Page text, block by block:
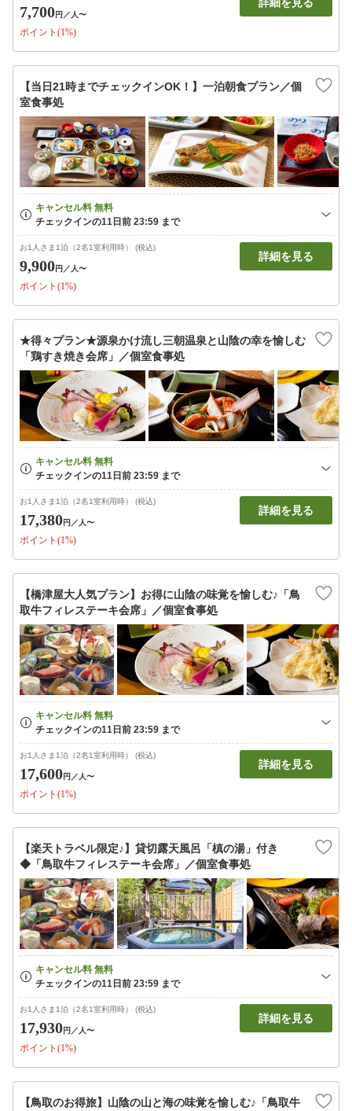
7,700円 ／人〜
ポイント(1%)
【当日21時までチェックインOK！】一泊朝食プラン／個
室食事処
お1人さま1泊（2名1室利用時） (税込)
9,900円 ／人〜
ポイント(1%)
詳細を見る
★得々プラン★源泉かけ流し三朝温泉と山陰の幸を愉しむ
「鶏すき焼き会席」／個室食事処
お1人さま1泊（2名1室利用時） (税込)
17,380円 ／人〜
ポイント(1%)
詳細を見る
【橋津屋大人気プラン】お得に山陰の味覚を愉しむ♪「鳥
取牛フィレステーキ会席」／個室食事処
お1人さま1泊（2名1室利用時） (税込)
17,600円 ／人〜
ポイント(1%)
詳細を見る
【楽天トラベル限定♪】貸切露天風呂「槙の湯」付き
◆「鳥取牛フィレステーキ会席」／個室食事処
お1人さま1泊（2名1室利用時） (税込)
17,930円 ／人〜
ポイント(1%)
詳細を見る
【鳥取のお得旅】山陰の山と海の味覚を愉しむ♪「鳥取牛